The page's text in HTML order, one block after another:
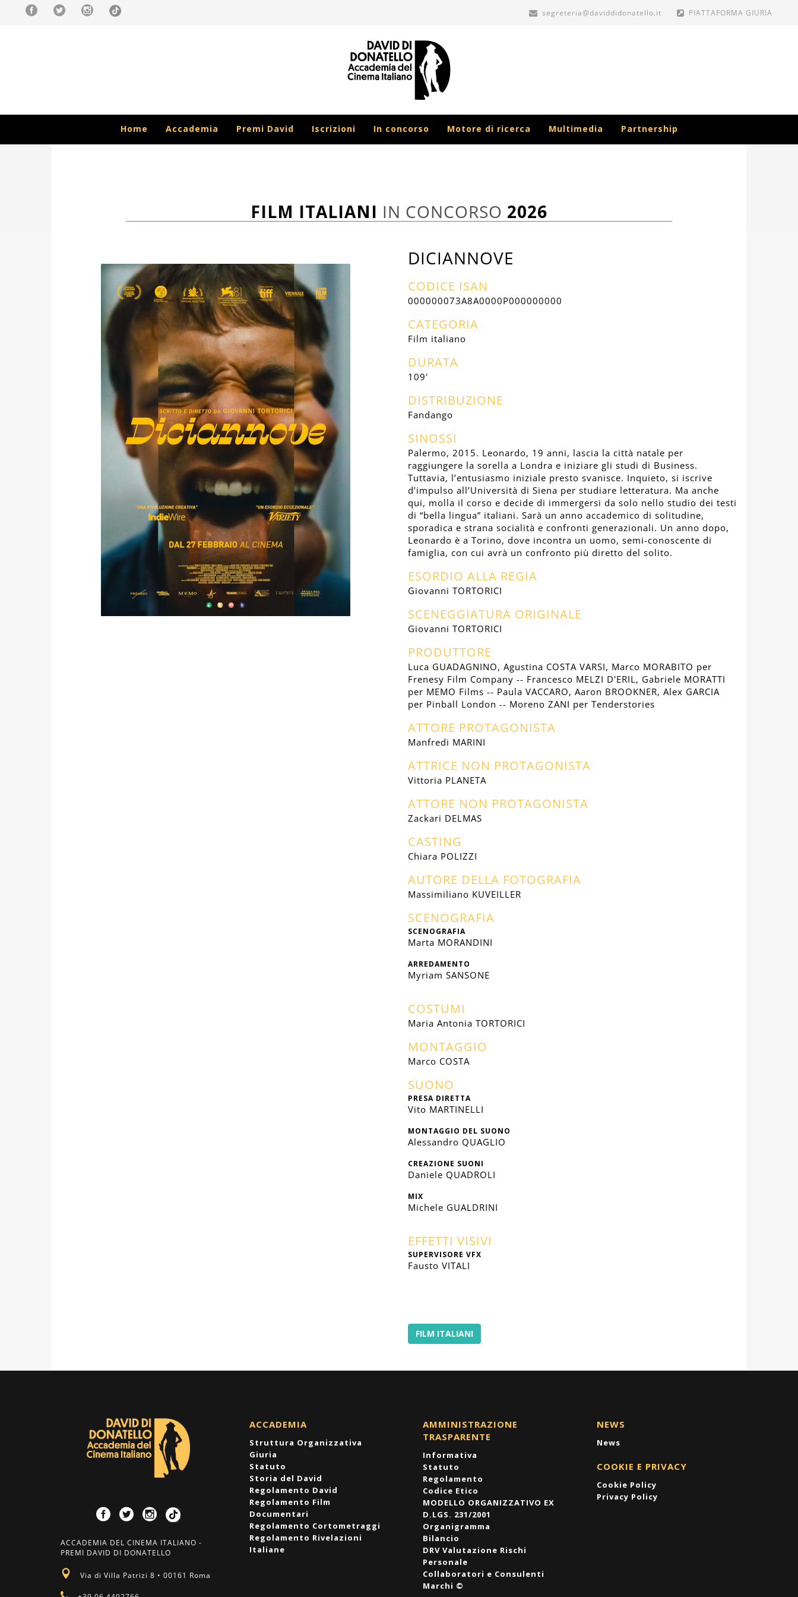
segreteria@daviddidonatello.it PIATTAFORMA GIURIA
Home Accademia Premi David Iscrizioni In concorso Motore di ricerca Multimedia Partnership
FILM ITALIANI IN CONCORSO 2026
DICIANNOVE
CODICE ISAN
000000073A8A0000P000000000
CATEGORIA
Film italiano
DURATA
109'
DISTRIBUZIONE
Fandango
SINOSSI
Palermo, 2015. Leonardo, 19 anni, lascia la città natale per
raggiungere la sorella a Londra e iniziare gli studi di Business.
Tuttavia, l’entusiasmo iniziale presto svanisce. Inquieto, si iscrive
d’impulso all’Università di Siena per studiare letteratura. Ma anche
qui, molla il corso e decide di immergersi da solo nello studio dei testi
di “bella lingua” italiani. Sarà un anno accademico di solitudine,
sporadica e strana socialità e confronti generazionali. Un anno dopo,
Leonardo è a Torino, dove incontra un uomo, semi-conoscente di
famiglia, con cui avrà un confronto più diretto del solito.
ESORDIO ALLA REGIA
Giovanni TORTORICI
SCENEGGIATURA ORIGINALE
Giovanni TORTORICI
PRODUTTORE
Luca GUADAGNINO, Agustina COSTA VARSI, Marco MORABITO per
Frenesy Film Company -- Francesco MELZI D'ERIL, Gabriele MORATTI
per MEMO Films -- Paula VACCARO, Aaron BROOKNER, Alex GARCIA
per Pinball London -- Moreno ZANI per Tenderstories
ATTORE PROTAGONISTA
Manfredi MARINI
ATTRICE NON PROTAGONISTA
Vittoria PLANETA
ATTORE NON PROTAGONISTA
Zackari DELMAS
CASTING
Chiara POLIZZI
AUTORE DELLA FOTOGRAFIA
Massimiliano KUVEILLER
SCENOGRAFIA
SCENOGRAFIA
Marta MORANDINI
ARREDAMENTO
Myriam SANSONE
COSTUMI
Maria Antonia TORTORICI
MONTAGGIO
Marco COSTA
SUONO
PRESA DIRETTA
Vito MARTINELLI
MONTAGGIO DEL SUONO
Alessandro QUAGLIO
CREAZIONE SUONI
Daniele QUADROLI
MIX
Michele GUALDRINI
EFFETTI VISIVI
SUPERVISORE VFX
Fausto VITALI
FILM ITALIANI
ACCADEMIA DEL CINEMA ITALIANO -
PREMI DAVID DI DONATELLO
Via di Villa Patrizi 8 • 00161 Roma
ACCADEMIA
Struttura Organizzativa
Giuria
Statuto
Storia del David
Regolamento David
Regolamento Film
Documentari
Regolamento Cortometraggi
Regolamento Rivelazioni
Italiane
AMMINISTRAZIONE
TRASPARENTE
Informativa
Statuto
Regolamento
Codice Etico
MODELLO ORGANIZZATIVO EX
D.LGS. 231/2001
Organigramma
Bilancio
DRV Valutazione Rischi
Personale
Collaboratori e Consulenti
Marchi ©
NEWS
News
COOKIE E PRIVACY
Cookie Policy
Privacy Policy